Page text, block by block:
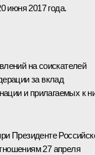
июня 2017 года.
на соискателей
за вклад
и прилагаемых к
Президенте
27 апреля